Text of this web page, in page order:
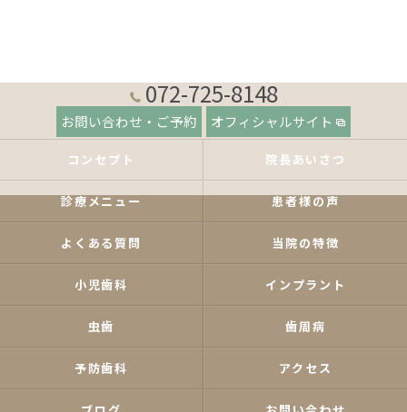
072-725-8148
お問い合わせ・ご予約 オフィシャルサイト
コンセプト 院長あいさつ
診療メニュー 患者様の声
よくある質問 当院の特徴
小児歯科 インプラント
虫歯 歯周病
予防歯科 アクセス